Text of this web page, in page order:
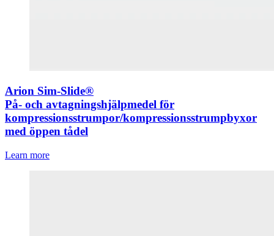
Arion Sim-Slide®
På- och avtagningshjälpmedel för
kompressionsstrumpor/kompressionsstrumpbyxor
med öppen tådel
Learn more